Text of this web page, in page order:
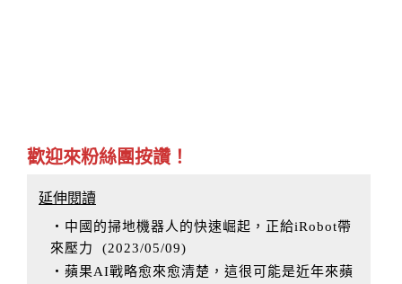
歡迎來粉絲團按讚！
延伸閱讀
‧中國的掃地機器人的快速崛起，正給iRobot帶
來壓力
(2023/05/09)
‧蘋果AI戰略愈來愈清楚，這很可能是近年來蘋